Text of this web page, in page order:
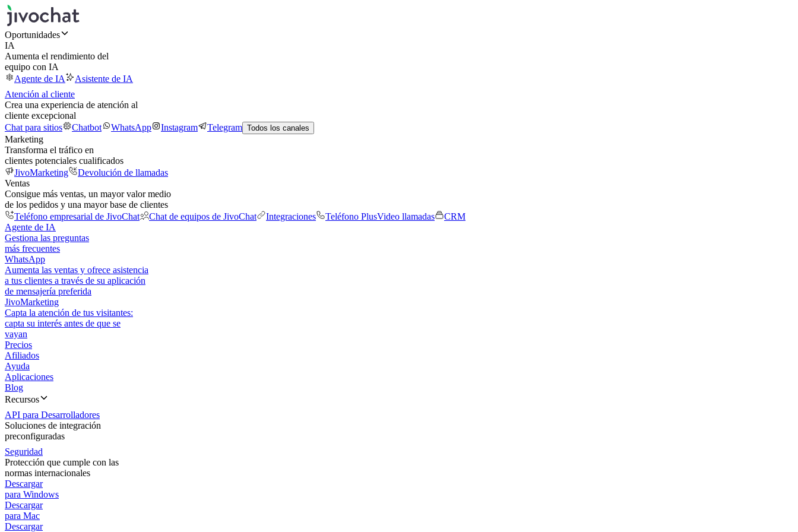
Oportunidades
IA
Aumenta el rendimiento del
equipo con IA
Agente de IA
Asistente de IA
Atención al cliente
Crea una experiencia de atención al
cliente excepcional
Chat para sitios
Chatbot WhatsApp Instagram Telegram Todos los canales
Marketing
Transforma el tráfico en
clientes potenciales cualificados
JivoMarketing
Devolución de llamadas
Ventas
Consigue más ventas, un mayor valor medio
de los pedidos y una mayor base de clientes
Teléfono empresarial de JivoChat
Chat de equipos de JivoChat Integraciones Teléfono PlusVideo llamadas
CRM
Agente de IA
Gestiona las preguntas
más frecuentes
WhatsApp
Aumenta las ventas y ofrece asistencia
a tus clientes a través de su aplicación
de mensajería preferida
JivoMarketing
Capta la atención de tus visitantes:
capta su interés antes de que se
vayan
Precios
Afiliados
Ayuda
Aplicaciones
Blog
Recursos
API para Desarrolladores
Soluciones de integración
preconfiguradas
Seguridad
Protección que cumple con las
normas internacionales
Descargar
para Windows
Descargar
para Mac
Descargar